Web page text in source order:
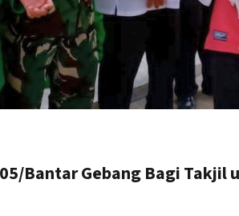
Bantar Gebang Bagi Takjil